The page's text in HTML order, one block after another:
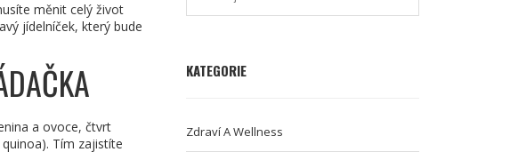
měnit celý život
jídelníček, který bude
a ovoce, čtvrt
Tím zajistíte
KATEGORIE
Zdraví A Wellness